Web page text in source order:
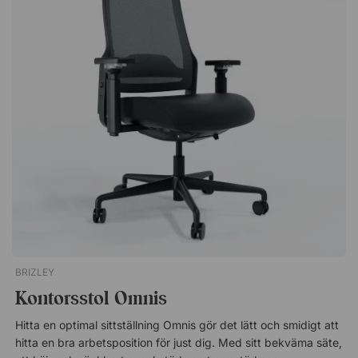
rikta ljuset, och ljustemperatur som skiftas i tre steg.
Inkluderar lampfot och klämfäste. Två ledpunkter som kan
vinklas var för sig för att enkelt positionera lampan. Vinkla
lamphuvudet för att rikta ljuset. Skifta mellan tre olika
färgtemperaturer. LED-lampa medföljer.
BRIZLEY
Kontorsstol Omnis
Hitta en optimal sittställning Omnis gör det lätt och smidigt att
hitta en bra arbetsposition för just dig. Med sitt bekväma säte,